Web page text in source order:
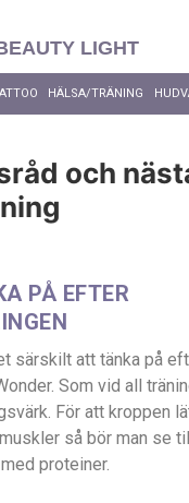
LIGHT
HÄLSA/TRÄNING
och
PÅ EFTER
särskilt att tänka på
Som vid all
För att kroppen
så bör man se
proteiner.